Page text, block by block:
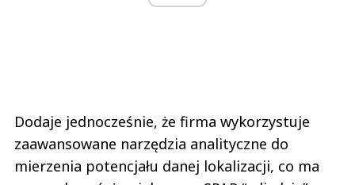
Dodaje jednocześnie, że firma wykorzystuje
zaawansowane narzędzia analityczne do
mierzenia potencjału danej lokalizacji, co ma